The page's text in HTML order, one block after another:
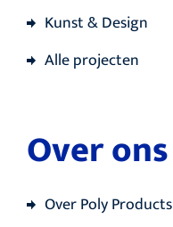
Kunst & Design
Alle projecten
Over ons
Over Poly Products